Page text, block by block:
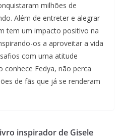
milhões de
Além de entreter e alegrar
tem um impacto positivo na
os a aproveitar a vida
com uma atitude
conhece Fedya, não perca
de fãs que já se renderam
inspirador de Gisele